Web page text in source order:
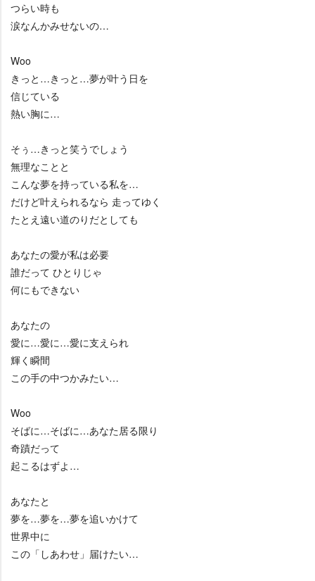
つらい時も
涙なんかみせないの…
Woo
きっと…きっと…夢が叶う日を
信じている
熱い胸に…
そぅ…きっと笑うでしょう
無理なことと
こんな夢を持っている私を…
だけど叶えられるなら 走ってゆく
たとえ遠い道のりだとしても
あなたの愛が私は必要
誰だって ひとりじゃ
何にもできない
あなたの
愛に…愛に…愛に支えられ
輝く瞬間
この手の中つかみたい…
Woo
そばに…そばに…あなた居る限り
奇蹟だって
起こるはずよ…
あなたと
夢を…夢を…夢を追いかけて
世界中に
この「しあわせ」届けたい…